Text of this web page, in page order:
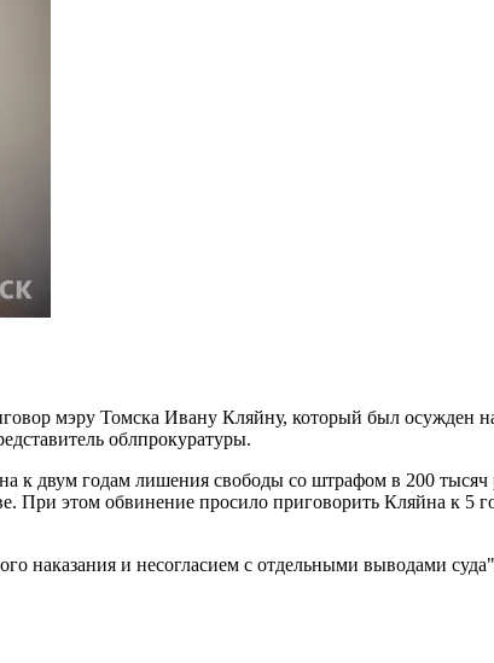
мэру Томска Ивану Кляйну, который был осужден
облпрокуратуры.
к двум годам лишения свободы со штрафом в 200 тысяч
При этом обвинение просило приговорить Кляйна к 5
наказания и несогласием с отдельными выводами